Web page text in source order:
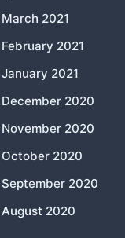
March 2021
February 2021
January 2021
December 2020
November 2020
October 2020
September 2020
August 2020